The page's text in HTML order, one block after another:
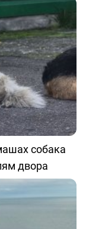
собака
двора